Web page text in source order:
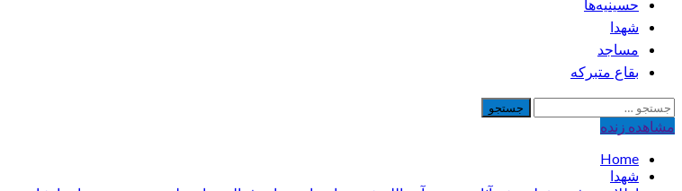
حسینیه‌ها
شهدا
مساجد
بقاع متبرکه
جستجو
برای:
مشاهده‌ زنده
Home
شهدا